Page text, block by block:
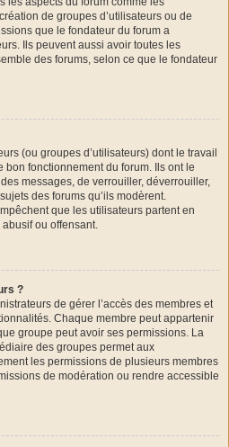
de groupes d’utilisateurs ou de
que le fondateur du forum a
Ils peuvent aussi avoir toutes les
des forums, selon ce que le fondateur
(ou groupes d’utilisateurs) dont le travail
fonctionnement du forum. Ils ont le
messages, de verrouiller, déverrouiller,
des forums qu’ils modèrent.
que les utilisateurs partent en
ou offensant.
?
de gérer l’accès des membres et
Chaque membre peut appartenir
groupe peut avoir ses permissions. La
des groupes permet aux
les permissions de plusieurs membres
de modération ou rendre accessible